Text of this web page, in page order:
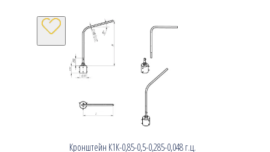
Кронштейн К1К-0,85-0,5-0,285-0,048 г.ц.